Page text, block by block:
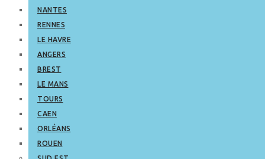
NANTES
RENNES
LE HAVRE
ANGERS
BREST
LE MANS
TOURS
CAEN
ORLÉANS
ROUEN